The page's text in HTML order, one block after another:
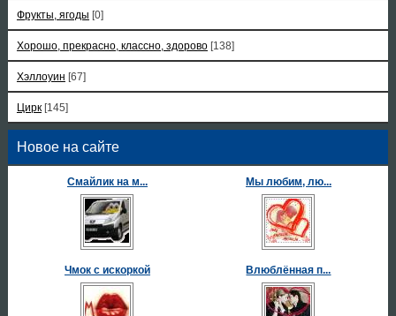
Фрукты, ягоды [0]
Хорошо, прекрасно, классно, здорово [138]
Хэллоуин [67]
Цирк [145]
Новое на сайте
Смайлик на м... Мы любим, лю...
Чмок с искоркой Влюблённая п...